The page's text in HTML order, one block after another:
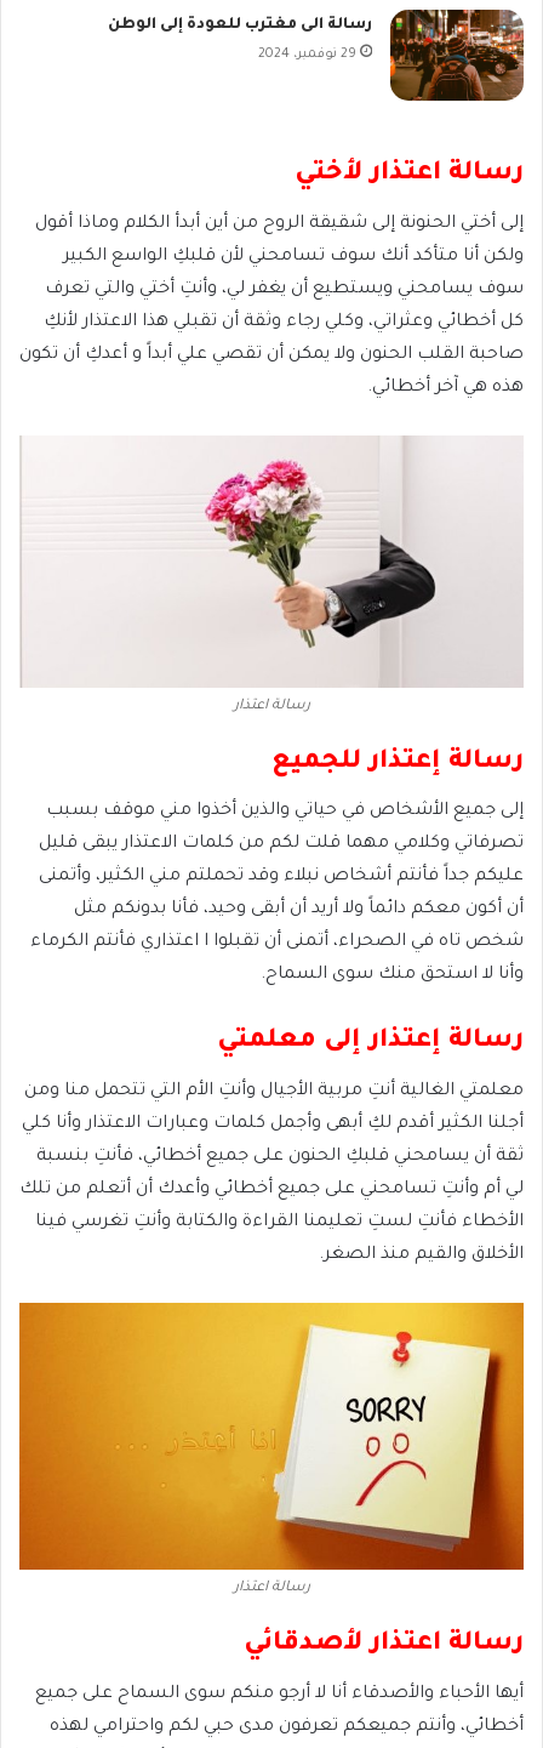
رسالة الى مغترب للعودة إلى الوطن
29 نوفمبر، 2024
رسالة اعتذار لأختي
إلى أختي الحنونة إلى شقيقة الروح من أين أبدأ الكلام وماذا أقول
ولكن أنا متأكد أنك سوف تسامحني لأن قلبكِ الواسع الكبير
سوف يسامحني ويستطيع أن يغفر لي، وأنتِ أختي والتي تعرف
كل أخطائي وعثراتي، وكلي رجاء وثقة أن تقبلي هذا الاعتذار لأنكِ
صاحبة القلب الحنون ولا يمكن أن تقصي علي أبداً و أعدكِ أن تكون
هذه هي آخر أخطائي.
رسالة اعتذار
رسالة إعتذار للجميع
إلى جميع الأشخاص في حياتي والذين أخذوا مني موقف بسبب
تصرفاتي وكلامي مهما قلت لكم من كلمات الاعتذار يبقى قليل
عليكم جداً فأنتم أشخاص نبلاء وقد تحملتم مني الكثير، وأتمنى
أن أكون معكم دائماً ولا أريد أن أبقى وحيد، فأنا بدونكم مثل
شخص تاه في الصحراء، أتمنى أن تقبلوا ا اعتذاري فأنتم الكرماء
وأنا لا استحق منك سوى السماح.
رسالة إعتذار إلى معلمتي
معلمتي الغالية أنتِ مربية الأجيال وأنتِ الأم التي تتحمل منا ومن
أجلنا الكثير أقدم لكِ أبهى وأجمل كلمات وعبارات الاعتذار وأنا كلي
ثقة أن يسامحني قلبكِ الحنون على جميع أخطائي، فأنتِ بنسبة
لي أم وأنتِ تسامحني على جميع أخطائي وأعدك أن أتعلم من تلك
الأخطاء فأنتِ لستِ تعليمنا القراءة والكتابة وأنتِ تغرسي فينا
الأخلاق والقيم منذ الصغر.
رسالة اعتذار
رسالة اعتذار لأصدقائي
أيها الأحباء والأصدقاء أنا لا أرجو منكم سوى السماح على جميع
أخطائي، وأنتم جميعكم تعرفون مدى حبي لكم واحترامي لهذه